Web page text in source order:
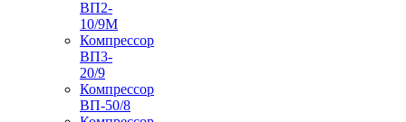
ВП2-
10/9М
Компрессор
ВП3-
20/9
Компрессор
ВП-50/8